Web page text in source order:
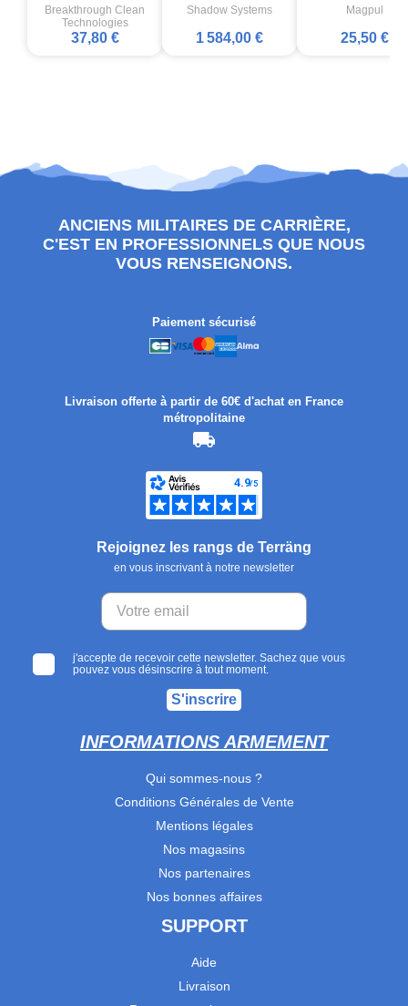
Breakthrough Clean
Technologies
37,80 €
Shadow Systems
1 584,00 €
Magpul
25,50 €
ANCIENS MILITAIRES DE CARRIÈRE,
C'EST EN PROFESSIONNELS QUE NOUS
VOUS RENSEIGNONS.
Paiement sécurisé
Livraison offerte à partir de 60€ d'achat en France
métropolitaine
Rejoignez les rangs de Terräng
en vous inscrivant à notre newsletter
j'accepte de recevoir cette newsletter. Sachez que vous
pouvez vous désinscrire à tout moment.
S'inscrire
INFORMATIONS ARMEMENT
Qui sommes-nous ?
Conditions Générales de Vente
Mentions légales
Nos magasins
Nos partenaires
Nos bonnes affaires
SUPPORT
Aide
Livraison